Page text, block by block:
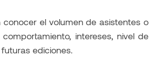
el volumen de asistentes o
intereses, nivel de
ediciones.